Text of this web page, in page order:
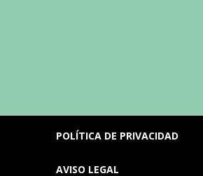
POLÍTICA DE PRIVACIDAD
AVISO LEGAL